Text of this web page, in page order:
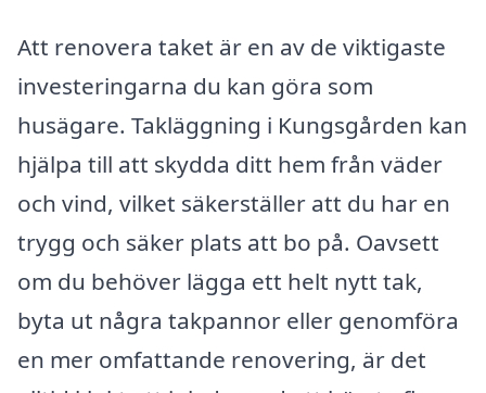
Att renovera taket är en av de viktigaste
investeringarna du kan göra som
husägare. Takläggning i Kungsgården kan
hjälpa till att skydda ditt hem från väder
och vind, vilket säkerställer att du har en
trygg och säker plats att bo på. Oavsett
om du behöver lägga ett helt nytt tak,
byta ut några takpannor eller genomföra
en mer omfattande renovering, är det